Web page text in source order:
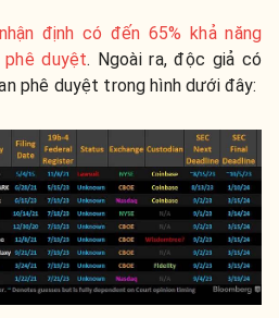
định có đến 65% khả năng
duyệt. Ngoài ra, độc giả có
phê duyệt trong hình dưới đây: